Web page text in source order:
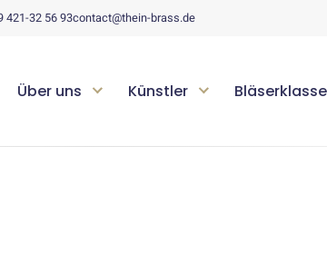
421-32 56 93contact@thein-brass.de
Über uns Künstler